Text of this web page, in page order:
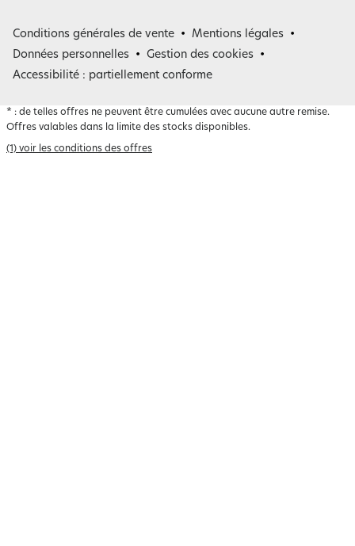
Belgique
Conditions générales de vente
Mentions légales
Données personnelles
Gestion des cookies
Accessibilité : partiellement conforme
* : de telles offres ne peuvent être cumulées avec aucune autre remise.
Offres valables dans la limite des stocks disponibles.
(1) voir les conditions des offres